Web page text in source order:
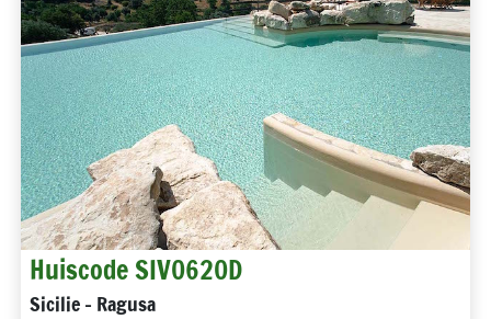
Huiscode SIV0620D
Sicilie - Ragusa